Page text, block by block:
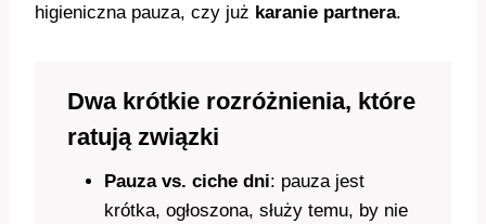
higieniczna pauza, czy już karanie partnera.
Dwa krótkie rozróżnienia, które
ratują związki
Pauza vs. ciche dni: pauza jest
krótka, ogłoszona, służy temu, by nie